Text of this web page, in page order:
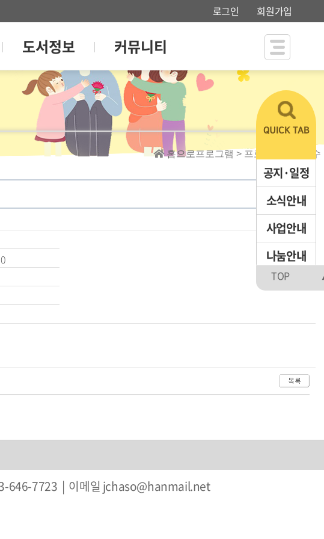
로그인 회원가입
도서정보
커뮤니티
홈으로프로그램 > 프로그램신청접수
646-7723 | 이메일 jchaso@hanmail.net
공지·일정
소식안내
사업안내
나눔안내
TOP